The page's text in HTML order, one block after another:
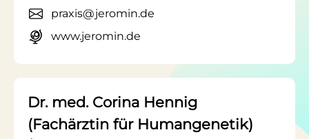
praxis@jeromin.de
www.jeromin.de
Dr. med. Corina Hennig
(Fachärztin für Humangenetik)